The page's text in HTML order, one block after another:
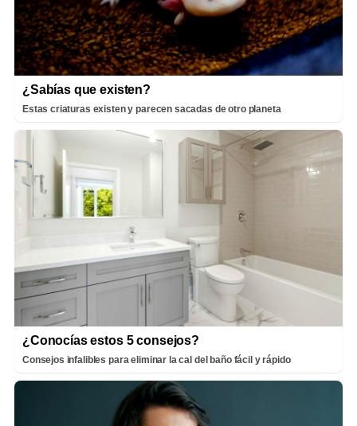
¿Sabías que existen?
Estas criaturas existen y parecen sacadas de otro planeta
¿Conocías estos 5 consejos?
Consejos infalibles para eliminar la cal del baño fácil y rápido